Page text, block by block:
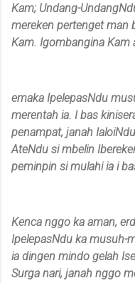
Kam; Undang-
mereken pertenget man
Kam. Igombangina Kam
emaka IpelepasNdu
merentah ia. I bas
penampat, janah
AteNdu si mbelin
peminpin si mulahi ia i
Kenca nggo ka aman,
IpelepasNdu ka musuh-
ia dingen mindo gelah
Surga nari, janah nggo